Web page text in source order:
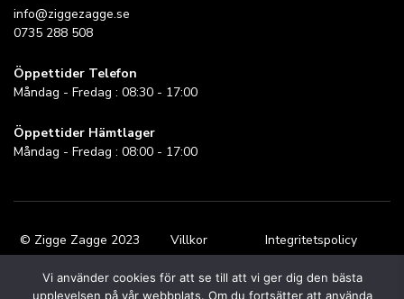
info@ziggezagge.se
0735 288 508
Öppettider Telefon
Måndag - Fredag : 08:30 - 17:00
Öppettider Hämtlager
Måndag - Fredag : 08:00 - 17:00
© Zigge Zagge 2023 Villkor Integritetspolicy
Vi använder cookies för att se till att vi ger dig den bästa
upplevelsen på vår webbplats. Om du fortsätter att använda